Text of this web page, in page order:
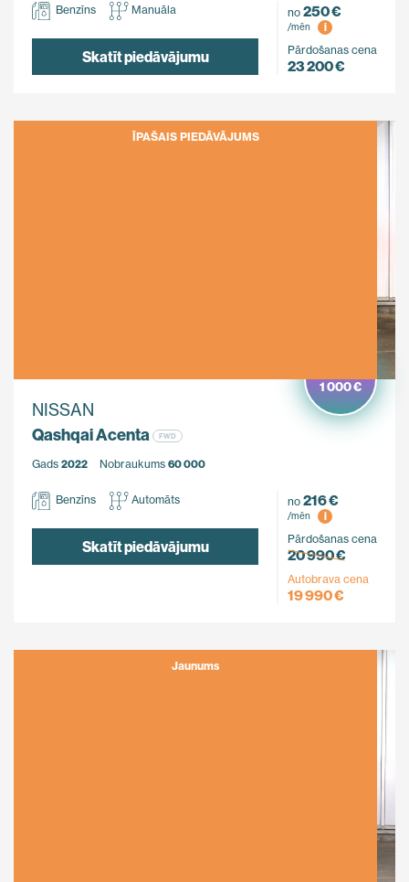
Benzīns Manuāla
Skatīt piedāvājumu
no 250 €
/mēn
i
Pārdošanas cena
23 200 €
ĪPAŠAIS PIEDĀVĀJUMS
NISSAN
Qashqai Acenta
FWD
Gads 2022 Nobraukums 60 000
1 000 €
Benzīns Automāts
Skatīt piedāvājumu
no 216 €
/mēn
i
Pārdošanas cena
20 990 €
Autobrava cena
19 990 €
Jaunums